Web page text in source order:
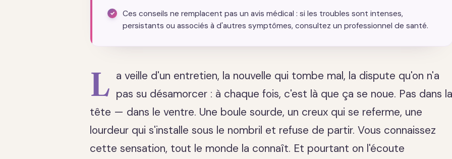
Ces conseils ne remplacent pas un avis médical : si les troubles sont intenses,
persistants ou associés à d'autres symptômes, consultez un professionnel de santé.
L a veille d'un entretien, la nouvelle qui tombe mal, la dispute qu'on n'a
pas su désamorcer : à chaque fois, c'est là que ça se noue. Pas dans la
tête — dans le ventre. Une boule sourde, un creux qui se referme, une
lourdeur qui s'installe sous le nombril et refuse de partir. Vous connaissez
cette sensation, tout le monde la connaît. Et pourtant on l'écoute